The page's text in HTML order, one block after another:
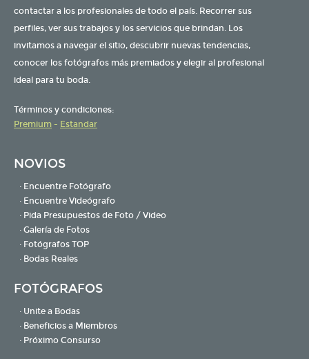
contactar a los profesionales de todo el país. Recorrer sus
perfiles, ver sus trabajos y los servicios que brindan. Los
invitamos a navegar el sitio, descubrir nuevas tendencias,
conocer los fotógrafos más premiados y elegir al profesional
ideal para tu boda.
Términos y condiciones:
Premium - Estandar
NOVIOS
· Encuentre Fotógrafo
· Encuentre Videógrafo
· Pida Presupuestos de Foto / Video
· Galería de Fotos
· Fotógrafos TOP
· Bodas Reales
FOTÓGRAFOS
· Unite a Bodas
· Beneficios a Miembros
· Próximo Consurso